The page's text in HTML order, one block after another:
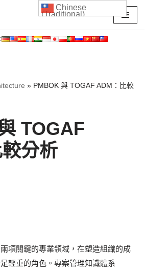
» PMBOK 與 TOGAF ADM：比較
TOGAF
分析
項關鍵的專業領域，在塑造組織的成
輕重的角色。專案管理知識體系
Chinese
(Traditional)